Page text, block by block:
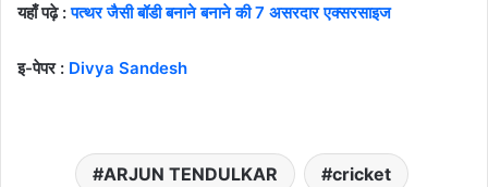
यहाँ पढ़े :पत्थर जैसी बॉडी बनाने बनाने की 7 असरदार एक्सरसाइज
इ-पेपर : Divya Sandesh
ARJUN TENDULKAR cricket